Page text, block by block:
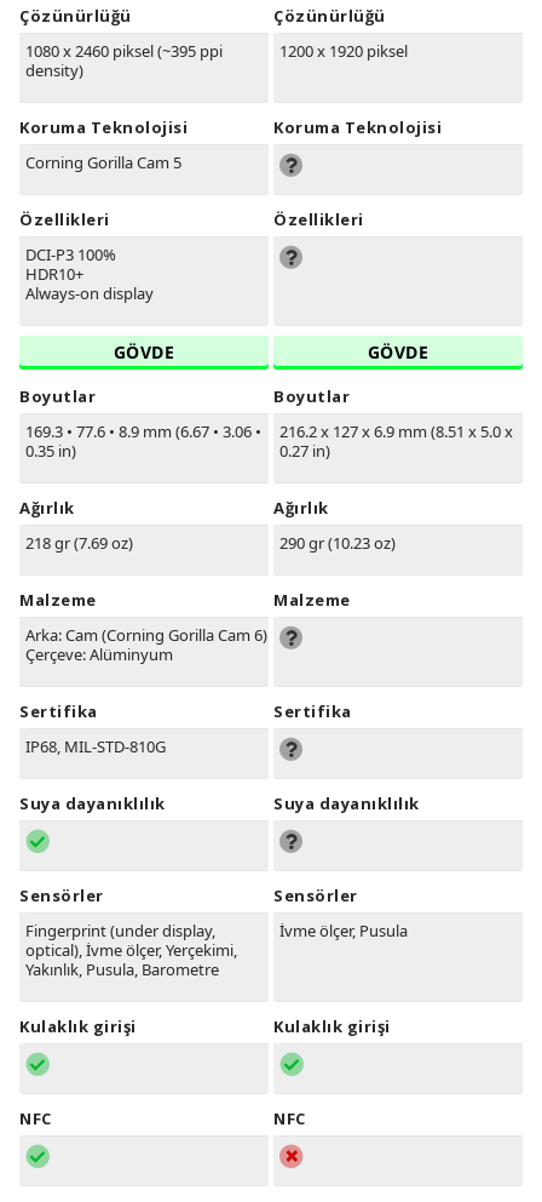
Çözünürlüğü
1080 x 2460 piksel (~395 ppi
density)
Koruma Teknolojisi
Corning Gorilla Cam 5
Özellikleri
DCI-P3 100%
HDR10+
Always-on display
GÖVDE
Boyutlar
169.3 • 77.6 • 8.9 mm (6.67 • 3.06 •
0.35 in)
Ağırlık
218 gr (7.69 oz)
Malzeme
Arka: Cam (Corning Gorilla Cam 6)
Çerçeve: Alüminyum
Sertifika
IP68, MIL-STD-810G
Suya dayanıklılık
Sensörler
Fingerprint (under display,
optical), İvme ölçer, Yerçekimi,
Yakınlık, Pusula, Barometre
Kulaklık girişi
NFC
Çözünürlüğü
1200 x 1920 piksel
Koruma Teknolojisi
Özellikleri
GÖVDE
Boyutlar
216.2 x 127 x 6.9 mm (8.51 x 5.0 x
0.27 in)
Ağırlık
290 gr (10.23 oz)
Malzeme
Sertifika
Suya dayanıklılık
Sensörler
İvme ölçer, Pusula
Kulaklık girişi
NFC